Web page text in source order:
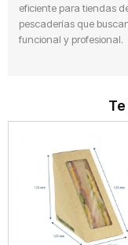
eficiente para tiendas
pescaderías que
funcional y profesional.